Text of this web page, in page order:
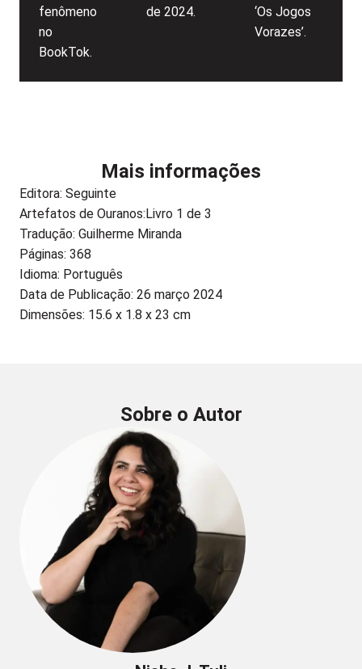
fenômeno
no
BookTok.
de 2024.
‘Os Jogos
Vorazes’.
Mais informações
Editora: Seguinte
Artefatos de Ouranos:Livro 1 de 3
Tradução: Guilherme Miranda
Páginas: 368
Idioma: Português
Data de Publicação: 26 março 2024
Dimensões: 15.6 x 1.8 x 23 cm
Sobre o Autor